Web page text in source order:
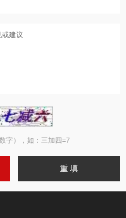
字），如：三加四=7